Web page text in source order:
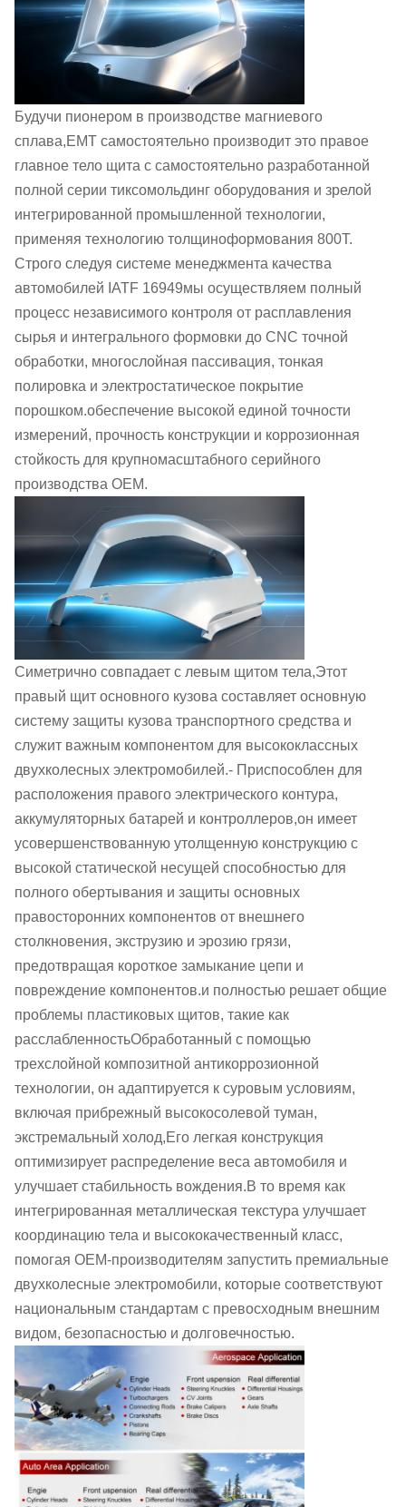
Будучи пионером в производстве магниевого
сплава,EMT самостоятельно производит это правое
главное тело щита с самостоятельно разработанной
полной серии тиксомольдинг оборудования и зрелой
интегрированной промышленной технологии,
применяя технологию толщиноформования 800T.
Строго следуя системе менеджмента качества
автомобилей IATF 16949мы осуществляем полный
процесс независимого контроля от расплавления
сырья и интегрального формовки до CNC точной
обработки, многослойная пассивация, тонкая
полировка и электростатическое покрытие
порошком.обеспечение высокой единой точности
измерений, прочность конструкции и коррозионная
стойкость для крупномасштабного серийного
производства OEM.
Симетрично совпадает с левым щитом тела,Этот
правый щит основного кузова составляет основную
систему защиты кузова транспортного средства и
служит важным компонентом для высококлассных
двухколесных электромобилей.- Приспособлен для
расположения правого электрического контура,
аккумуляторных батарей и контроллеров,он имеет
усовершенствованную утолщенную конструкцию с
высокой статической несущей способностью для
полного обертывания и защиты основных
правосторонних компонентов от внешнего
столкновения, экструзию и эрозию грязи,
предотвращая короткое замыкание цепи и
повреждение компонентов.и полностью решает общие
проблемы пластиковых щитов, такие как
расслабленностьОбработанный с помощью
трехслойной композитной антикоррозионной
технологии, он адаптируется к суровым условиям,
включая прибрежный высокосолевой туман,
экстремальный холод,Его легкая конструкция
оптимизирует распределение веса автомобиля и
улучшает стабильность вождения.В то время как
интегрированная металлическая текстура улучшает
координацию тела и высококачественный класс,
помогая OEM-производителям запустить премиальные
двухколесные электромобили, которые соответствуют
национальным стандартам с превосходным внешним
видом, безопасностью и долговечностью.